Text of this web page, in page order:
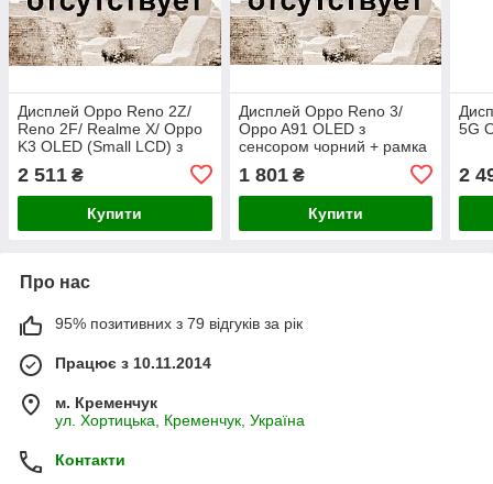
Дисплей Oppo Reno 2Z/
Reno 2F/ Realme X/ Oppo
K3 OLED (Small LCD) з
2 511 ₴
Купити
Дисплей Oppo Reno 3/
Oppo A91 OLED з
сенсором чорний + рамка
1 801₴
Купити
5G
2
Про нас
95% позитивних з 79 відгуків за рік
Працює з 10.11.2014
м. Кременчук
ул. Хортицька, Кременчук, Україна
Контакти